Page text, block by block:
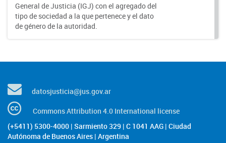
General de Justicia (IGJ) con el agregado del
tipo de sociedad a la que pertenece y el dato
de género de la autoridad.
datosjusticia@jus.gov.ar
Commons Attribution 4.0 International license
(+5411) 5300-4000 | Sarmiento 329 | C 1041 AAG | Ciudad
Autónoma de Buenos Aires | Argentina